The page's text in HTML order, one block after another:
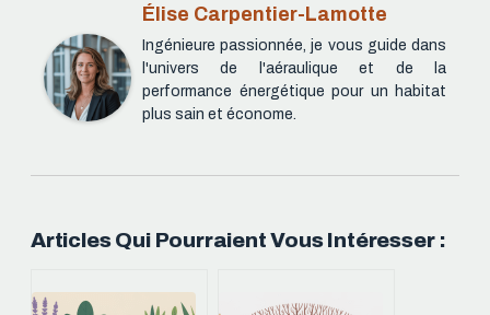
Élise Carpentier-Lamotte
Ingénieure passionnée, je vous guide dans
l'univers de l'aéraulique et de la
performance énergétique pour un habitat
plus sain et économe.
Articles Qui Pourraient Vous Intéresser :